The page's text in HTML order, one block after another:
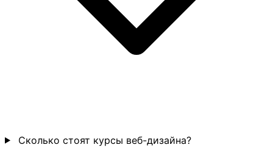
Сколько стоят курсы веб-дизайна?